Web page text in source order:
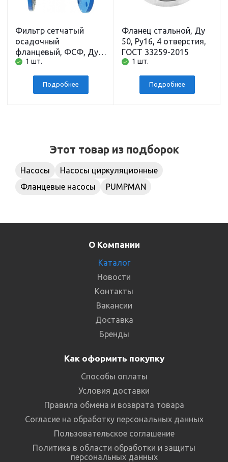
Фильтр сетчатый
осадочный
фланцевый, ФСФ, Ду
50, Ру16
1 шт.
Подробнее
Фланец стальной, Ду
50, Ру16, 4 отверстия,
ГОСТ 33259-2015
1 шт.
Подробнее
Этот товар из подборок
Насосы
Насосы циркуляционные
Фланцевые насосы
PUMPMAN
О Компании
Каталог
Новости
Контакты
Вакансии
Доставка
Бренды
Как оформить покупку
Способы оплаты
Условия доставки
Правила обмена и возврата товара
Согласие на обработку персональных данных
Пользовательское соглашение
Политика в области обработки и защиты
персональных данных